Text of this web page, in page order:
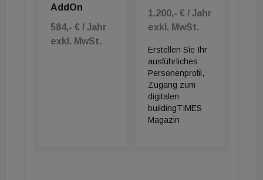
AddOn
584,- € / Jahr
exkl. MwSt.
1.200,- € / Jahr
exkl. MwSt.
Erstellen Sie Ihr
ausführliches
Personenprofil,
Zugang zum
digitalen
buildingTIMES
Magazin